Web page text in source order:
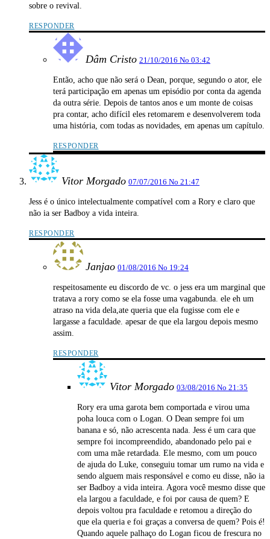
sobre o revival.
RESPONDER
Dâm Cristo 21/10/2016 No 03:42
Então, acho que não será o Dean, porque, segundo o ator, ele
terá participação em apenas um episódio por conta da agenda
da outra série. Depois de tantos anos e um monte de coisas
pra contar, acho difícil eles retomarem e desenvolverem toda
uma história, com todas as novidades, em apenas um capítulo.
RESPONDER
Vitor Morgado 07/07/2016 No 21:47
Jess é o único intelectualmente compatível com a Rory e claro que
não ia ser Badboy a vida inteira.
RESPONDER
Janjao 01/08/2016 No 19:24
respeitosamente eu discordo de vc. o jess era um marginal que
tratava a rory como se ela fosse uma vagabunda. ele eh um
atraso na vida dela,ate queria que ela fugisse com ele e
largasse a faculdade. apesar de que ela largou depois mesmo
assim.
RESPONDER
Vitor Morgado 03/08/2016 No 21:35
Rory era uma garota bem comportada e virou uma
poha louca com o Logan. O Dean sempre foi um
banana e só, não acrescenta nada. Jess é um cara que
sempre foi incompreendido, abandonado pelo pai e
com uma mãe retardada. Ele mesmo, com um pouco
de ajuda do Luke, conseguiu tomar um rumo na vida e
sendo alguem mais responsável e como eu disse, não ia
ser Badboy a vida inteira. Agora você mesmo disse que
ela largou a faculdade, e foi por causa de quem? E
depois voltou pra faculdade e retomou a direção do
que ela queria e foi graças a conversa de quem? Pois é!
Quando aquele palhaço do Logan ficou de frescura no